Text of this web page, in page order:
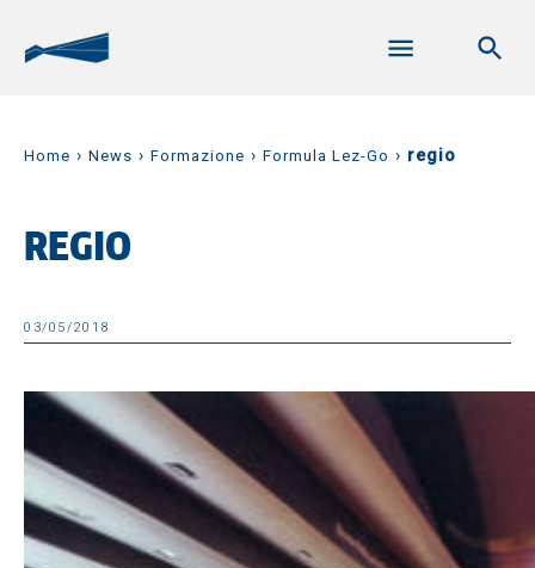
Home › News › Formazione › Formula Lez-Go › regio
REGIO
03/05/2018